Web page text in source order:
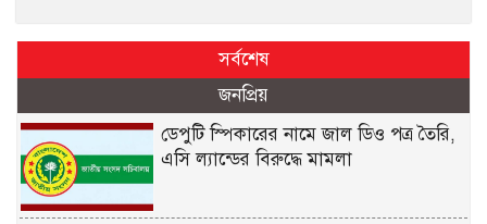
সর্বশেষ
জনপ্রিয়
ডেপুটি স্পিকারের নামে জাল ডিও পত্র তৈরি,
এসি ল্যান্ডের বিরুদ্ধে মামলা